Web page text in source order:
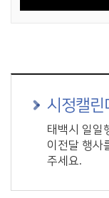
시정캘린
태백시 일일
이전달 행사
주세요.